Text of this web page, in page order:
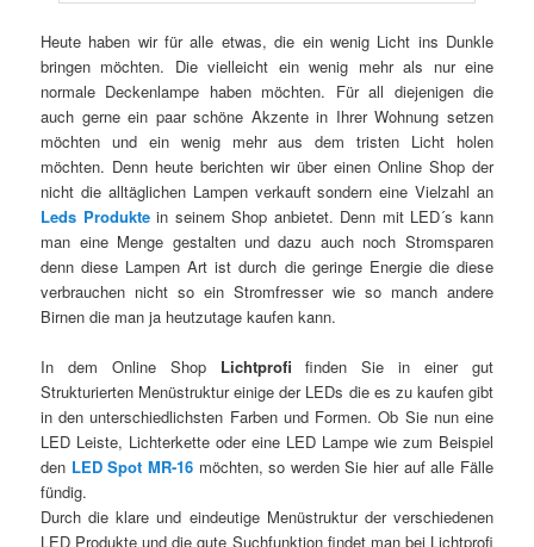
Heute haben wir für alle etwas, die ein wenig Licht ins Dunkle
bringen möchten. Die vielleicht ein wenig mehr als nur eine
normale Deckenlampe haben möchten. Für all diejenigen die
auch gerne ein paar schöne Akzente in Ihrer Wohnung setzen
möchten und ein wenig mehr aus dem tristen Licht holen
möchten. Denn heute berichten wir über einen Online Shop der
nicht die alltäglichen Lampen verkauft sondern eine Vielzahl an
Leds Produktein seinem Shop anbietet. Denn mit LED´s kann
man eine Menge gestalten und dazu auch noch Stromsparen
denn diese Lampen Art ist durch die geringe Energie die diese
verbrauchen nicht so ein Stromfresser wie so manch andere
Birnen die man ja heutzutage kaufen kann.
In dem Online Shop Lichtprofi finden Sie in einer gut
Strukturierten Menüstruktur einige der LEDs die es zu kaufen gibt
in den unterschiedlichsten Farben und Formen. Ob Sie nun eine
LED Leiste, Lichterkette oder eine LED Lampe wie zum Beispiel
den LED Spot MR-16möchten, so werden Sie hier auf alle Fälle
fündig.
Durch die klare und eindeutige Menüstruktur der verschiedenen
LED Produkte und die gute Suchfunktion findet man bei Lichtprofi